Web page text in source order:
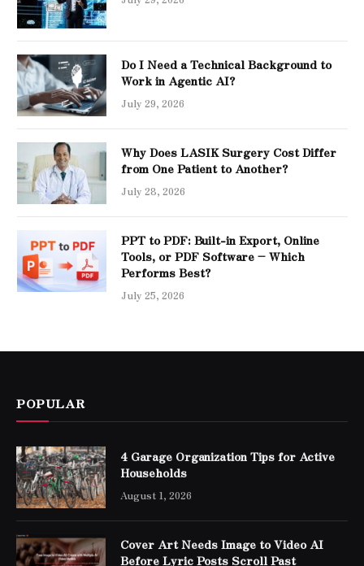
Do I Need a Technical Background to
Work in Agentic AI?
July 29, 2026
Why Does LASIK Surgery Cost Differ
from One Patient to Another?
July 28, 2026
PPT to PDF: Built-in Export, Online
Tools, or PDF Software – Which
Performs Best?
July 25, 2026
POPULAR
4 Garage Organization Tips for Active
Households
August 1, 2026
Cover Art Needs Image to Video AI
Before Lyric Posts Scroll Past